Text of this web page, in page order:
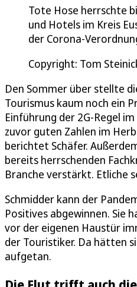
Tote Hose herrschte
und Hotels im Kreis
der Corona-
Copyright: Tom
Den Sommer über stellte
Tourismus kaum noch ein
Einführung der 2G-Regel
zuvor guten Zahlen im
berichtet Schäfer.
bereits herrschenden
Branche verstärkt. Etliche
Schmidder kann der
Positives abgewinnen. Sie
vor der eigenen Haustür
der Touristiker. Da hätten
aufgetan.